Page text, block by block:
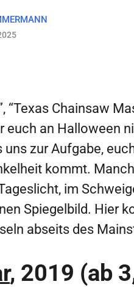
“Texas Chainsaw
euch an Halloween
zur Aufgabe,
kommt.
im
Spiegelbild. Hier
abseits des
, 2019 (ab